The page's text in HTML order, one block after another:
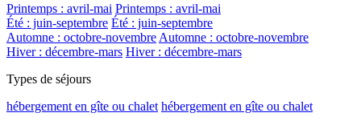
Printemps : avril-mai Printemps : avril-mai
Été : juin-septembre Été : juin-septembre
Automne : octobre-novembre Automne : octobre-novembre
Hiver : décembre-mars Hiver : décembre-mars
Types de séjours
hébergement en gîte ou chalet hébergement en gîte ou chalet